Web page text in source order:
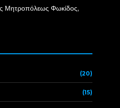
Μητροπόλεως Φωκίδος,
(20)
(15)